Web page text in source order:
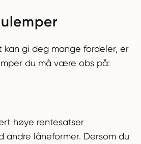
kan gi deg mange fordeler, er
du må være obs på:
høye rentesatser
andre låneformer. Dersom du